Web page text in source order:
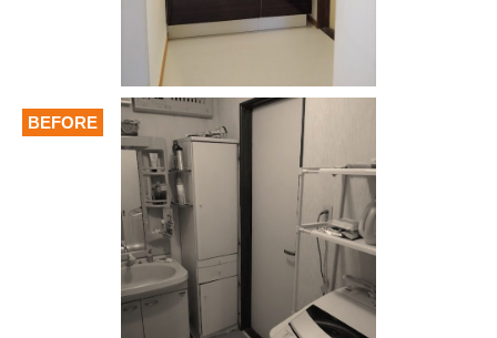
BEFORE